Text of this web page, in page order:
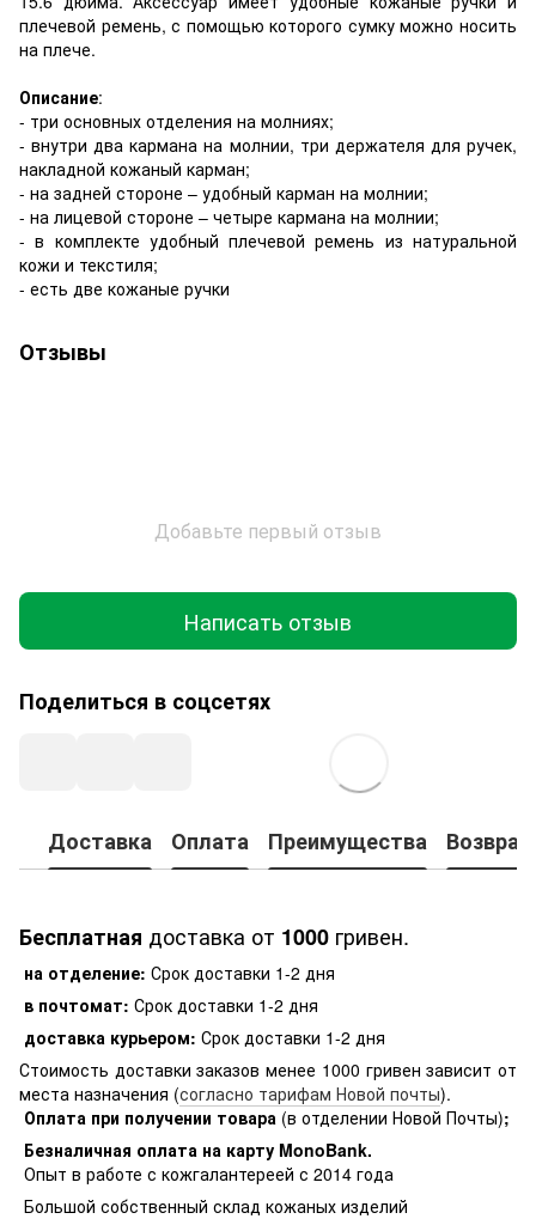
плечевой ремень, с помощью которого сумку можно носить
на плече.
Описание:
- три основных отделения на молниях;
- внутри два кармана на молнии, три держателя для ручек,
накладной кожаный карман;
- на задней стороне – удобный карман на молнии;
- на лицевой стороне – четыре кармана на молнии;
- в комплекте удобный плечевой ремень из натуральной
кожи и текстиля;
- есть две кожаные ручки
Отзывы
Добавьте первый отзыв
Написать отзыв
Поделиться в соцсетях
Доставка Оплата Преимущества Возврат
Бесплатная доставка от 1000 гривен.
на отделение: Срок доставки 1-2 дня
в почтомат: Срок доставки 1-2 дня
доставка курьером: Срок доставки 1-2 дня
Стоимость доставки заказов менее 1000 гривен зависит от
места назначения (согласно тарифам Новой почты).
Оплата при получении товара (в отделении Новой Почты);
Безналичная оплата на карту MonoBank.
Опыт в работе с кожгалантереей с 2014 года
Большой собственный склад кожаных изделий